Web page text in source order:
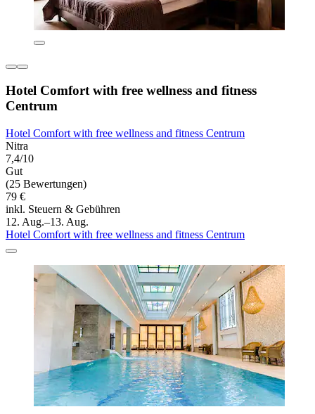
Hotel Comfort with free wellness and fitness
Centrum
Hotel Comfort with free wellness and fitness Centrum
Nitra
7,4/10
Gut
(25 Bewertungen)
79 €
inkl. Steuern & Gebühren
12. Aug.–13. Aug.
Hotel Comfort with free wellness and fitness Centrum